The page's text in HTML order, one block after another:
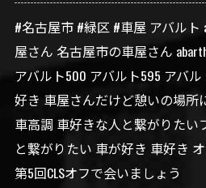
#名古屋市 #緑区 #車屋 アバルト
屋さん 名古屋市の車屋さん
アバルト500 アバルト595 アバ
好き 車屋さんだけど憩いの場所
車高調 車好きな人と繋がりたい
と繋がりたい 車が好き 車好き
第5回CLSオフで会いましょう